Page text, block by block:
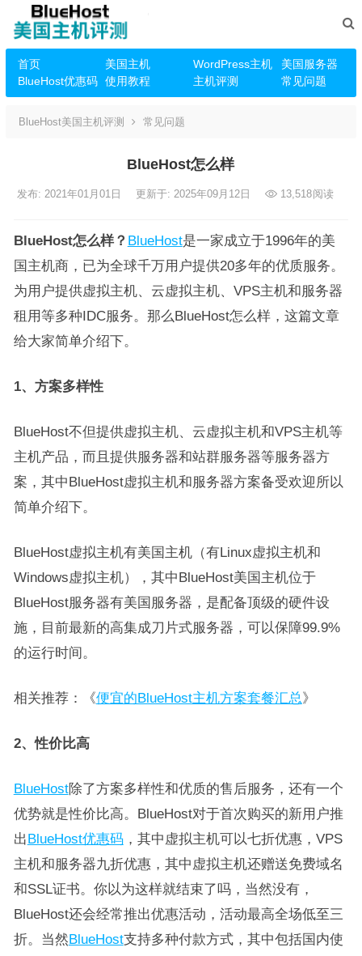
首页 美国主机 WordPress主机
美国服务器
BlueHost优惠码
使用教程 主机评测 常见问题
BlueHost美国主机评测 常见问题
BlueHost怎么样
发布: 2021年01月01日 更新于: 2025年09月12日 13,518阅读
BlueHost怎么样？ BlueHost是一家成立于1996年的美
国主机商，已为全球千万用户提供20多年的优质服务。
为用户提供虚拟主机、云虚拟主机、VPS主机和服务器
租用等多种IDC服务。那么BlueHost怎么样，这篇文章
给大家简单介绍下。
1、方案多样性
BlueHost不但提供虚拟主机、云虚拟主机和VPS主机等
主机产品，而且提供服务器和站群服务器等服务器方
案，其中BlueHost虚拟主机和服务器方案备受欢迎所以
简单介绍下。
BlueHost虚拟主机有美国主机（有Linux虚拟主机和
Windows虚拟主机），其中BlueHost美国主机位于
BlueHost服务器有美国服务器，是配备顶级的硬件设
施，目前最新的高集成刀片式服务器，可以保障99.9%
的运行时间。
相关推荐：《便宜的BlueHost主机方案套餐汇总》
2、性价比高
BlueHost除了方案多样性和优质的售后服务，还有一个
优势就是性价比高。BlueHost对于首次购买的新用户推
出BlueHost优惠码，其中虚拟主机可以七折优惠，VPS
主机和服务器九折优惠，其中虚拟主机还赠送免费域名
和SSL证书。你以为这样就结束了吗，当然没有，
BlueHost还会经常推出优惠活动，活动最高全场低至三
折。当然BlueHost支持多种付款方式，其中包括国内使